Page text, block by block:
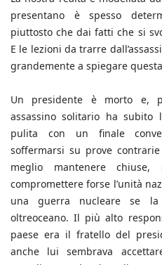
presentano è spesso
piuttosto che dai fatti che si
E le lezioni da trarre
grandemente a spiegare
Un presidente è morto e,
assassino solitario ha
pulita con un finale
soffermarsi su prove
meglio mantenere
compromettere forse l’unità
una guerra nucleare se la
oltreoceano. Il più alto
paese era il fratello del
anche lui sembrava